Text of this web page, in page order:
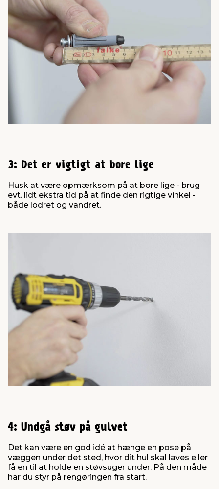
3: Det er vigtigt at bore lige
Husk at være opmærksom på at bore lige - brug
evt. lidt ekstra tid på at finde den rigtige vinkel -
både lodret og vandret.
4: Undgå støv på gulvet
Det kan være en god idé at hænge en pose på
væggen under det sted, hvor dit hul skal laves eller
få en til at holde en støvsuger under. På den måde
har du styr på rengøringen fra start.